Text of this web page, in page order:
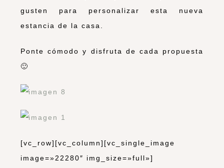
gusten para personalizar esta nueva
estancia de la casa.
Ponte cómodo y disfruta de cada propuesta
🙂
[vc_row][vc_column][vc_single_image
image=»22280″ img_size=»full»]